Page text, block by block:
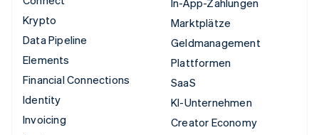
Krypto
Data Pipeline
Elements
Financial Connections
Identity
Invoicing
Marktplätze
Geldmanagement
Plattformen
SaaS
KI-Unternehmen
Creator Economy